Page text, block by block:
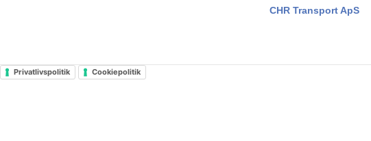
CHR Transport ApS
Privatlivspolitik Cookiepolitik